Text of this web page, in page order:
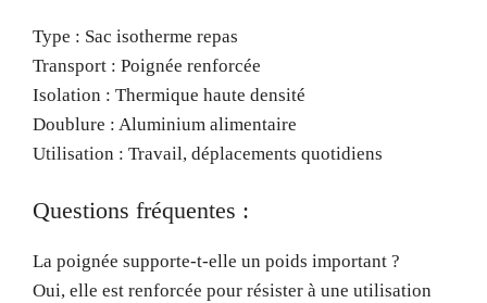
Type : Sac isotherme repas
Transport : Poignée renforcée
Isolation : Thermique haute densité
Doublure : Aluminium alimentaire
Utilisation : Travail, déplacements quotidiens
Questions fréquentes :
La poignée supporte-t-elle un poids important ?
Oui, elle est renforcée pour résister à une utilisation